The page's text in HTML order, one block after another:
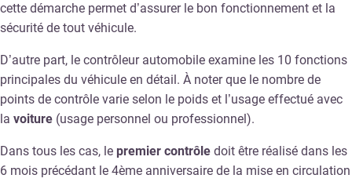
cette démarche permet d’assurer le bon fonctionnement et la
sécurité de tout véhicule.
D’autre part, le contrôleur automobile examine les 10 fonctions
principales du véhicule en détail. À noter que le nombre de
points de contrôle varie selon le poids et l’usage effectué avec
la voiture (usage personnel ou professionnel).
Dans tous les cas, le premier contrôle doit être réalisé dans les
6 mois précédant le 4ème anniversaire de la mise en circulation